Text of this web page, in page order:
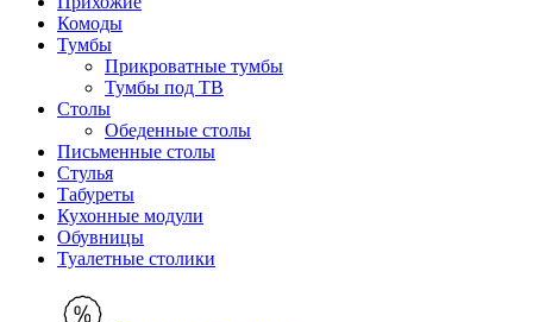
Комоды
Тумбы
Прикроватные тумбы
Тумбы под ТВ
Столы
Обеденные столы
Письменные столы
Стулья
Табуреты
Кухонные модули
Обувницы
Туалетные столики